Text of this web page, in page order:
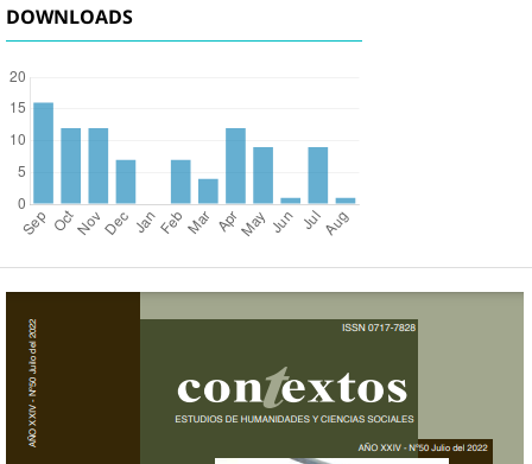
DOWNLOADS